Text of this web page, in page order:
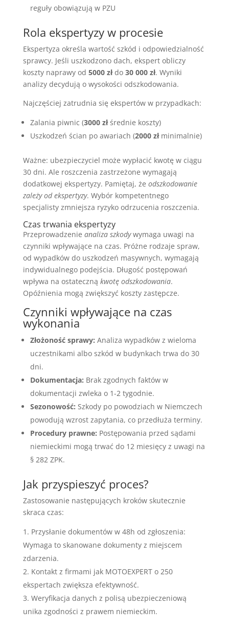
reguły obowiązują w PZU
Rola ekspertyzy w procesie
Ekspertyza określa wartość szkód i odpowiedzialność
sprawcy. Jeśli uszkodzono dach, ekspert obliczy
koszty naprawy od 5000 złdo 30 000 zł. Wyniki
analizy decydują o wysokości odszkodowania.
Najczęściej zatrudnia się ekspertów w przypadkach:
Zalania piwnic (3000 złśrednie koszty)
Uszkodzeń ścian po awariach (2000 złminimalnie)
Ważne: ubezpieczyciel może wypłacić kwotę w ciągu
30 dni. Ale roszczenia zastrzeżone wymagają
dodatkowej ekspertyzy. Pamiętaj, że odszkodowanie
zależy od ekspertyzy. Wybór kompetentnego
specjalisty zmniejsza ryzyko odrzucenia roszczenia.
Czas trwania ekspertyzy
Przeprowadzenie analiza szkodywymaga uwagi na
czynniki wpływające na czas. Próżne rodzaje spraw,
od wypadków do uszkodzeń masywnych, wymagają
indywidualnego podejścia. Długość postępowań
wpływa na ostateczną kwotę odszkodowania.
Opóźnienia mogą zwiększyć koszty zastępcze.
Czynniki wpływające na czas
wykonania
Złożoność sprawy: Analiza wypadków z wieloma
uczestnikami albo szkód w budynkach trwa do 30
dni.
Dokumentacja: Brak zgodnych faktów w
dokumentacji zwleka o 1-2 tygodnie.
Sezonowość: Szkody po powodziach w Niemczech
powodują wzrost zapytania, co przedłuża terminy.
Procedury prawne: Postępowania przed sądami
niemieckimi mogą trwać do 12 miesięcy z uwagi na
§ 282 ZPK.
Jak przyspieszyć proces?
Zastosowanie następujących kroków skutecznie
skraca czas:
Przysłanie dokumentów w 48h od zgłoszenia:
Wymaga to skanowane dokumenty z miejscem
zdarzenia.
Kontakt z firmami jak MOTOEXPERT o 250
ekspertach zwiększa efektywność.
Weryfikacja danych z polisą ubezpieczeniową
unika zgodności z prawem niemieckim.